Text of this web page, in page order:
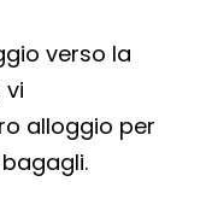
verso la
vi
alloggio per